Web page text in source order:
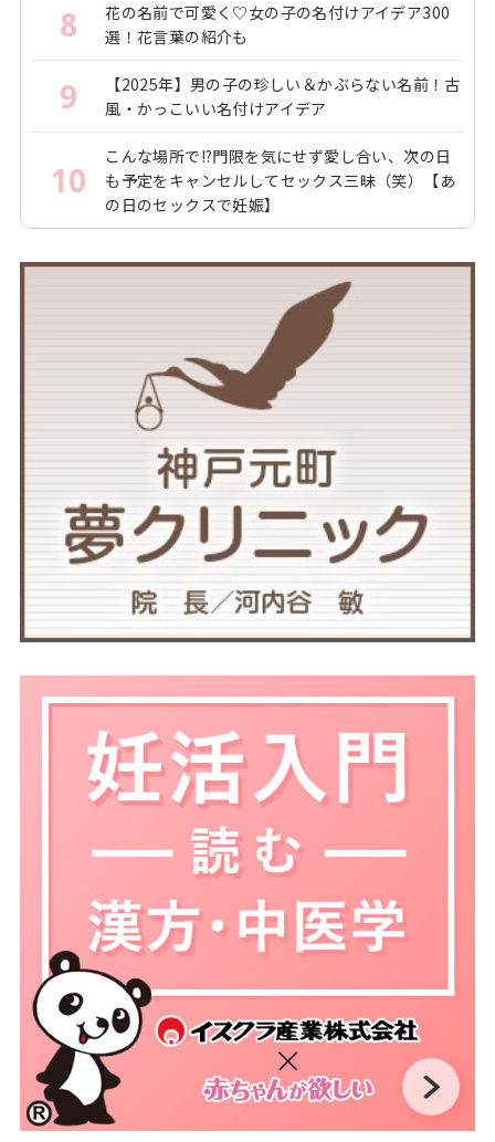
8
花の名前で可愛く♡女の子の名付けアイデア300
選！花言葉の紹介も
9
【2025年】男の子の珍しい＆かぶらない名前！古
風・かっこいい名付けアイデア
10
こんな場所で!?門限を気にせず愛し合い、次の日
も予定をキャンセルしてセックス三昧（笑）【あ
の日のセックスで妊娠】